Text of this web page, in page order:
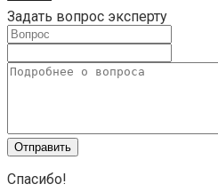
Задать вопрос эксперту
Спасибо!